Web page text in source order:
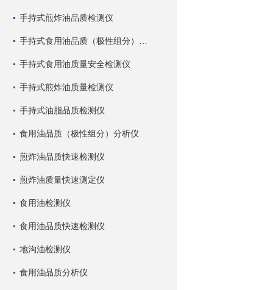
手持式煎炸油品质检测仪
手持式食用油质量安全检测仪
手持式煎炸油质量检测仪
手持式油脂品质检测仪
食用油品质（极性组分）分析仪
煎炸油品质快速检测仪
煎炸油质量快速测定仪
食用油检测仪
食用油品质快速检测仪
地沟油检测仪
食用油品质分析仪